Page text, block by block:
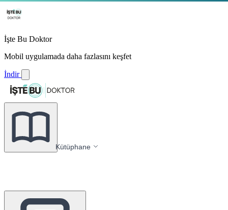
İşte Bu Doktor
Mobil uygulamada daha fazlasını keşfet
İndir
Kütüphane